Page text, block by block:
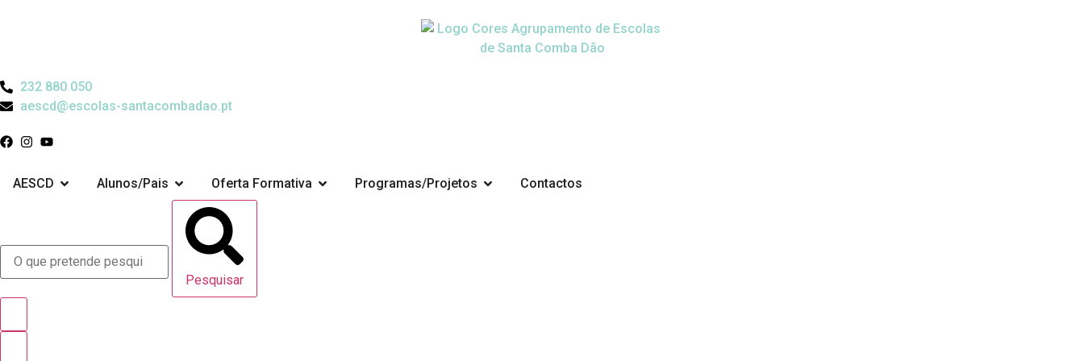
232 880 050
aescd@escolas-santacombadao.pt
AESCD Alunos/Pais Oferta Formativa Programas/Projetos Contactos
Pesquisar